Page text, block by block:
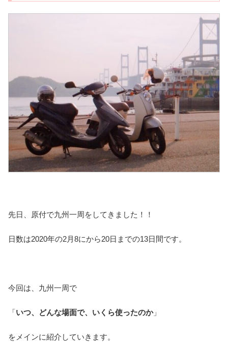
先日、原付で九州一周をしてきました！！
日数は2020年の2月8にから20日までの13日間です。
今回は、九州一周で
「いつ、どんな場面で、いくら使ったのか」
をメインに紹介していきます。